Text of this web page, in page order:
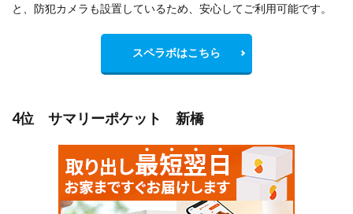
と、防犯カメラも設置しているため、安心してご利用可能です。
スペラボはこちら
4位 サマリーポケット 新橋